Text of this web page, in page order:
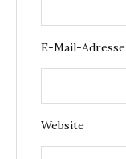
E-Mail-Adresse
Website